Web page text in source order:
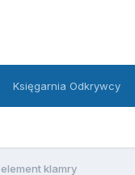
Księgarnia Odkrywcy
element klamry